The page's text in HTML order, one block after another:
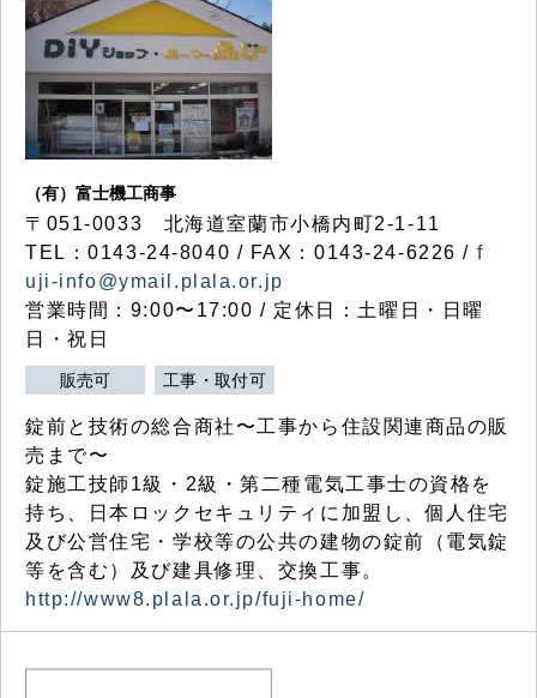
（有）富士機工商事
〒051-0033 北海道室蘭市小橋内町2-1-11
TEL：0143-24-8040 / FAX：0143-24-6226 / f
uji-info@ymail.plala.or.jp
営業時間：9:00〜17:00 / 定休日：土曜日・日曜
日・祝日
販売可 工事・取付可
錠前と技術の総合商社〜工事から住設関連商品の販
売まで〜
錠施工技師1級・2級・第二種電気工事士の資格を
持ち、日本ロックセキュリティに加盟し、個人住宅
及び公営住宅・学校等の公共の建物の錠前（電気錠
等を含む）及び建具修理、交換工事。
http://www8.plala.or.jp/fuji-home/